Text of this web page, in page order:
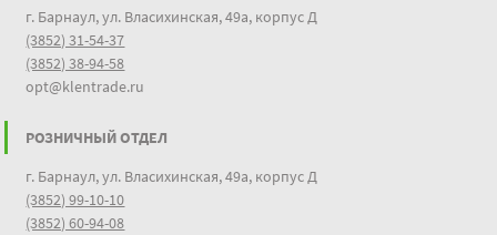
г. Барнаул, ул. Власихинская, 49а, корпус Д
(3852) 31-54-37
(3852) 38-94-58
opt@klentrade.ru
РОЗНИЧНЫЙ ОТДЕЛ
г. Барнаул, ул. Власихинская, 49а, корпус Д
(3852) 99-10-10
(3852) 60-94-08